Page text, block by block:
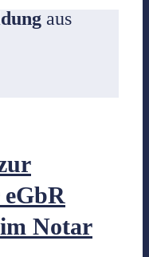
als Stream
aus
Notar